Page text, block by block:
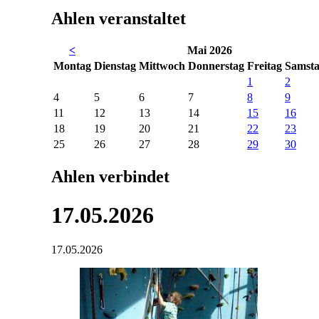
Ahlen veranstaltet
< Mai 2026
Montag Dienstag Mittwoch Donnerstag Freitag Sa
1
2
4
5 6 7 8 9
11
12 13 14 15 16
18
19 20 21 22 23
25
26 27 28 29 30
Ahlen verbindet
17.05.2026
17.05.2026